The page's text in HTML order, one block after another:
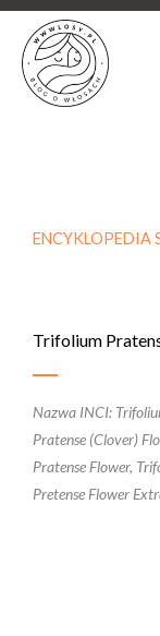
ENCYKLOPEDIA
Trifolium
Nazwa INCI:
Pratense (Clover)
Pratense Flower,
Pretense Flower